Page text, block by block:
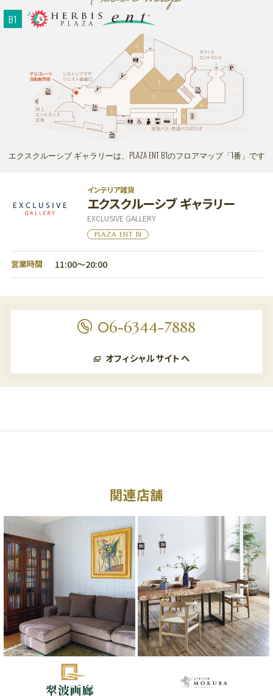
B1
エクスクルーシブ ギャラリーは、PLAZA ENT B1のフロアマップ「1番」です
インテリア雑貨
エクスクルーシブ ギャラリー
EXCLUSIVE GALLERY
PLAZA ENT B1
営業時間 11:00～20:00
06-6344-7888
オフィシャルサイトへ
関連店舗